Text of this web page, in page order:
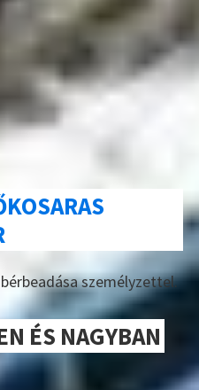
személyzettel.
ÉS NAGYBAN